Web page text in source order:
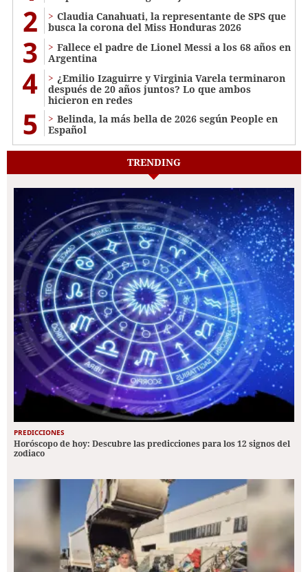
2
Claudia Canahuati, la representante de SPS que
busca la corona del Miss Honduras 2026
3
Fallece el padre de Lionel Messi a los 68 años en
Argentina
4
¿Emilio Izaguirre y Virginia Varela terminaron
después de 20 años juntos? Lo que ambos
hicieron en redes
5
Belinda, la más bella de 2026 según People en
Español
TRENDING
PREDICCIONES
Horóscopo de hoy: Descubre las predicciones para los 12 signos del
zodiaco